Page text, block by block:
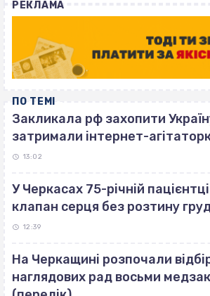
РЕКЛАМА
ПО ТЕМІ
Закликала рф захопити
затримали інтернет-
13:02
У Черкасах 75-річній
клапан серця без розтину
12:39
На Черкащині розпочали
наглядових рад восьми